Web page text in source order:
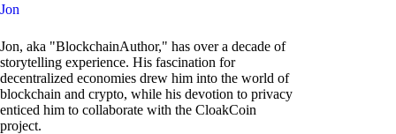
Jon
Jon, aka "BlockchainAuthor," has over a decade of
storytelling experience. His fascination for
decentralized economies drew him into the world of
blockchain and crypto, while his devotion to privacy
enticed him to collaborate with the CloakCoin
project.